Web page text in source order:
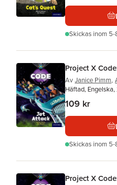
Skickas inom 5-
Project X
Av Janice Pimm,
Häftad, Engelska,
109 kr
Skickas inom 5-
Project X